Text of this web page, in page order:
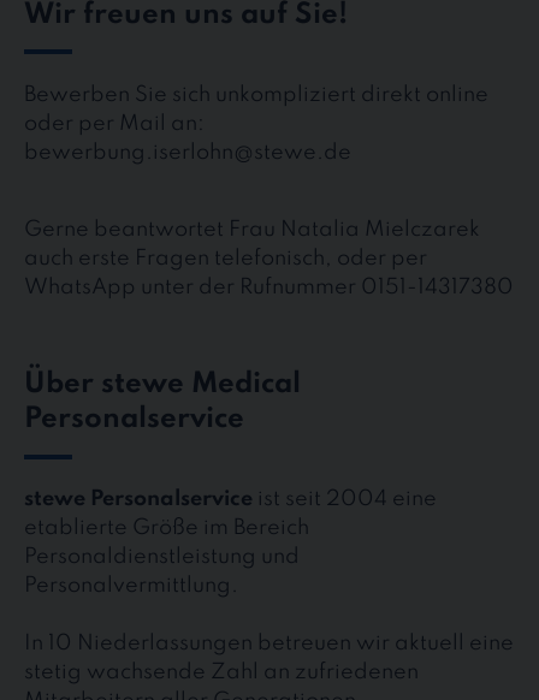
Wir freuen uns auf Sie!
Bewerben Sie sich unkompliziert direkt online
oder per Mail an:
bewerbung.iserlohn@stewe.de
Gerne beantwortet Frau Natalia Mielczarek
auch erste Fragen telefonisch, oder per
WhatsApp unter der Rufnummer 0151-14317380
Über stewe Medical
Personalservice
stewe Personalservice ist seit 2004 eine
etablierte Größe im Bereich
Personaldienstleistung und
Personalvermittlung.
In 10 Niederlassungen betreuen wir aktuell eine
stetig wachsende Zahl an zufriedenen